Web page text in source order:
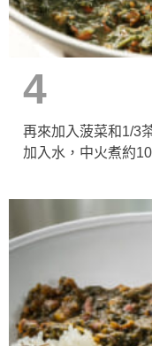
4
再來加入菠菜和1/3
加入水，中火煮約10